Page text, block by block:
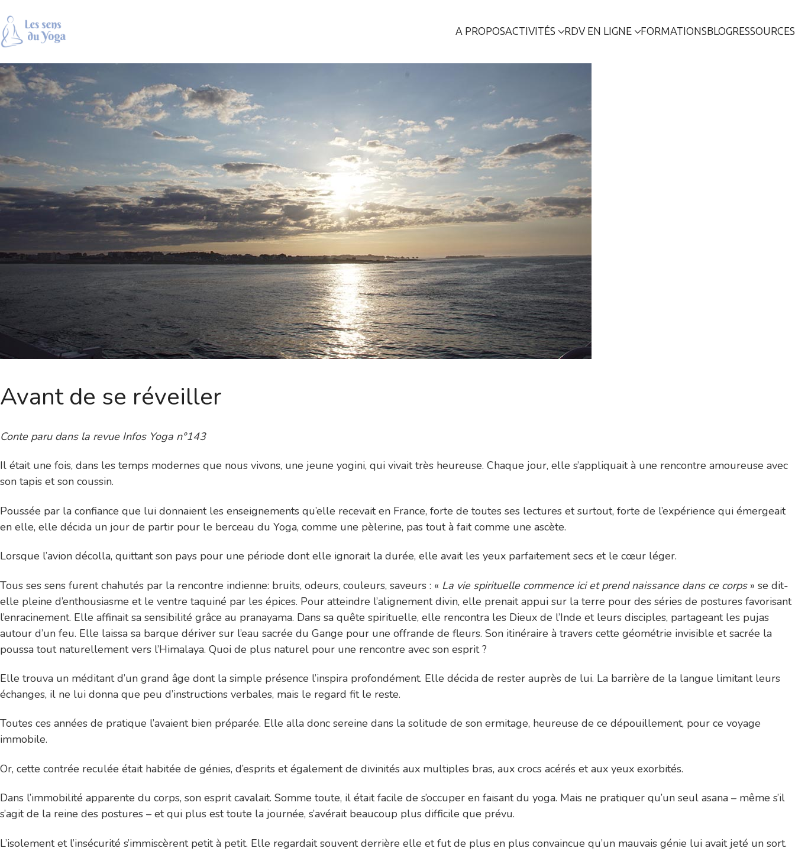
A PROPOSACTIVITÉS RDV EN LIGNE FORMATIONSBLOGRESSOURCES
Avant de se réveiller
Conte paru dans la revue Infos Yoga n°143
Il était une fois, dans les temps modernes que nous vivons, une jeune yogini, qui vivait très heureuse. Chaque jour, elle s’appliquait à une rencontre amoureuse avec
son tapis et son coussin.
Poussée par la confiance que lui donnaient les enseignements qu’elle recevait en France, forte de toutes ses lectures et surtout, forte de l’expérience qui émergeait
en elle, elle décida un jour de partir pour le berceau du Yoga, comme une pèlerine, pas tout à fait comme une ascète.
Lorsque l’avion décolla, quittant son pays pour une période dont elle ignorait la durée, elle avait les yeux parfaitement secs et le cœur léger.
Tous ses sens furent chahutés par la rencontre indienne: bruits, odeurs, couleurs, saveurs : « La vie spirituelle commence ici et prend naissance dans ce corps» se dit-
elle pleine d’enthousiasme et le ventre taquiné par les épices. Pour atteindre l’alignement divin, elle prenait appui sur la terre pour des séries de postures favorisant
l’enracinement. Elle affinait sa sensibilité grâce au pranayama. Dans sa quête spirituelle, elle rencontra les Dieux de l’Inde et leurs disciples, partageant les pujas
autour d’un feu. Elle laissa sa barque dériver sur l’eau sacrée du Gange pour une offrande de fleurs. Son itinéraire à travers cette géométrie invisible et sacrée la
poussa tout naturellement vers l’Himalaya. Quoi de plus naturel pour une rencontre avec son esprit ?
Elle trouva un méditant d’un grand âge dont la simple présence l’inspira profondément. Elle décida de rester auprès de lui. La barrière de la langue limitant leurs
échanges, il ne lui donna que peu d’instructions verbales, mais le regard fit le reste.
Toutes ces années de pratique l’avaient bien préparée. Elle alla donc sereine dans la solitude de son ermitage, heureuse de ce dépouillement, pour ce voyage
immobile.
Or, cette contrée reculée était habitée de génies, d’esprits et également de divinités aux multiples bras, aux crocs acérés et aux yeux exorbités.
Dans l’immobilité apparente du corps, son esprit cavalait. Somme toute, il était facile de s’occuper en faisant du yoga. Mais ne pratiquer qu’un seul asana – même s’il
s’agit de la reine des postures – et qui plus est toute la journée, s’avérait beaucoup plus difficile que prévu.
L’isolement et l’insécurité s’immiscèrent petit à petit. Elle regardait souvent derrière elle et fut de plus en plus convaincue qu’un mauvais génie lui avait jeté un sort.